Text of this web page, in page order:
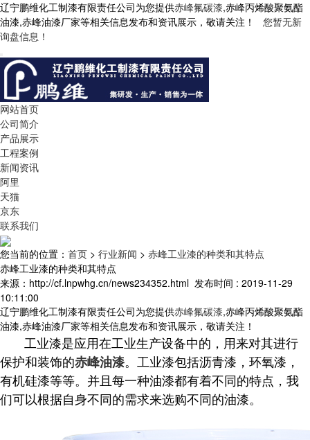
辽宁鹏维化工制漆有限责任公司为您提供赤峰氟碳漆,赤峰丙烯酸聚氨酯
油漆,赤峰油漆厂家等相关信息发布和资讯展示，敬请关注！ 您暂无新
询盘信息！
网站首页
公司简介
产品展示
工程案例
新闻资讯
阿里
天猫
京东
联系我们
您当前的位置： 首页 > 行业新闻 > 赤峰工业漆的种类和其特点
赤峰工业漆的种类和其特点
来源：http://cf.lnpwhg.cn/news234352.html 发布时间 : 2019-11-29
10:11:00
辽宁鹏维化工制漆有限责任公司为您提供赤峰氟碳漆,赤峰丙烯酸聚氨酯
油漆,赤峰油漆厂家等相关信息发布和资讯展示，敬请关注！
工业漆是应用在工业生产设备中的，用来对其进行
保护和装饰的赤峰油漆。工业漆包括沥青漆，环氧漆，
有机硅漆等等。并且每一种油漆都有着不同的特点，我
们可以根据自身不同的需求来选购不同的油漆。